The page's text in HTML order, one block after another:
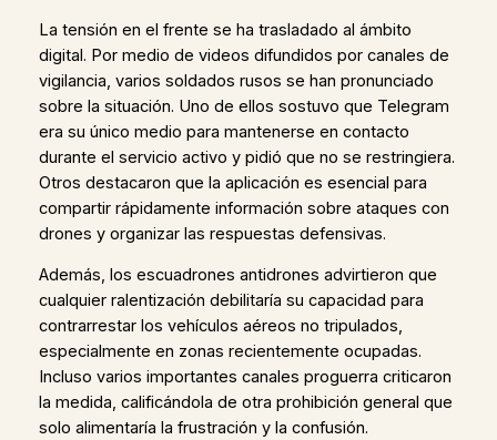
La tensión en el frente se ha trasladado al ámbito
digital. Por medio de videos difundidos por canales de
vigilancia, varios soldados rusos se han pronunciado
sobre la situación. Uno de ellos sostuvo que Telegram
era su único medio para mantenerse en contacto
durante el servicio activo y pidió que no se restringiera.
Otros destacaron que la aplicación es esencial para
compartir rápidamente información sobre ataques con
drones y organizar las respuestas defensivas.
Además, los escuadrones antidrones advirtieron que
cualquier ralentización debilitaría su capacidad para
contrarrestar los vehículos aéreos no tripulados,
especialmente en zonas recientemente ocupadas.
Incluso varios importantes canales proguerra criticaron
la medida, calificándola de otra prohibición general que
solo alimentaría la frustración y la confusión.